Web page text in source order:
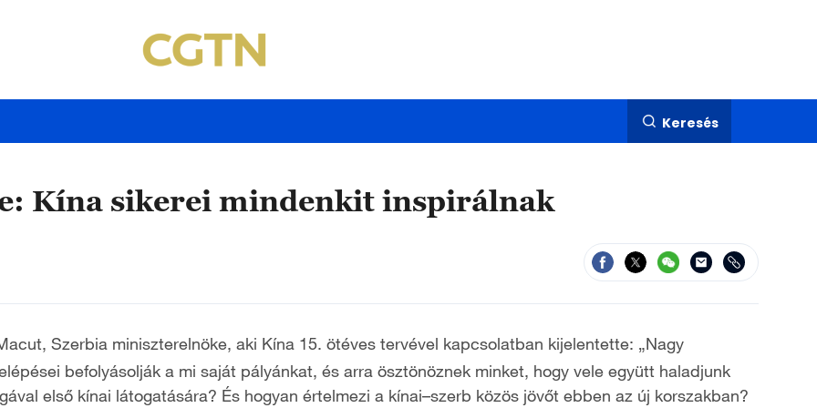
Keresés
Kína sikerei mindenkit inspirálnak
Szerbia miniszterelnöke, aki Kína 15. ötéves tervével kapcsolatban kijelentette: „Nagy
befolyásolják a mi saját pályánkat, és arra ösztönöznek minket, hogy vele együtt haladjunk
első kínai látogatására? És hogyan értelmezi a kínai–szerb közös jövőt ebben az új korszakban?